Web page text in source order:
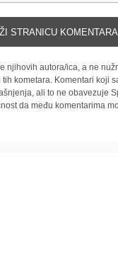
STRANICU
njihovih autora/ica, a ne
kometara. Komentari koji
ali to ne obavezuje
da među komentarima